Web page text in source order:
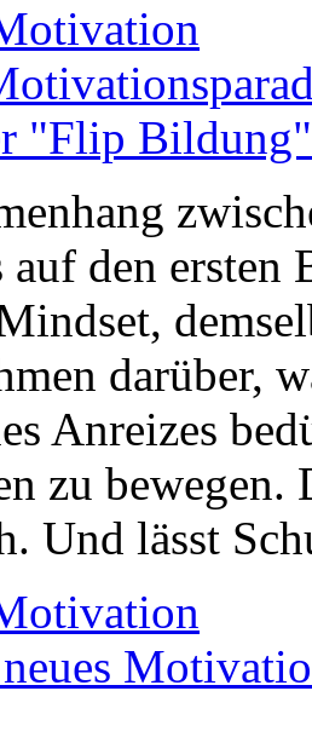
"Flip
auf den
darüber,
Anreizes
zu
Und lässt